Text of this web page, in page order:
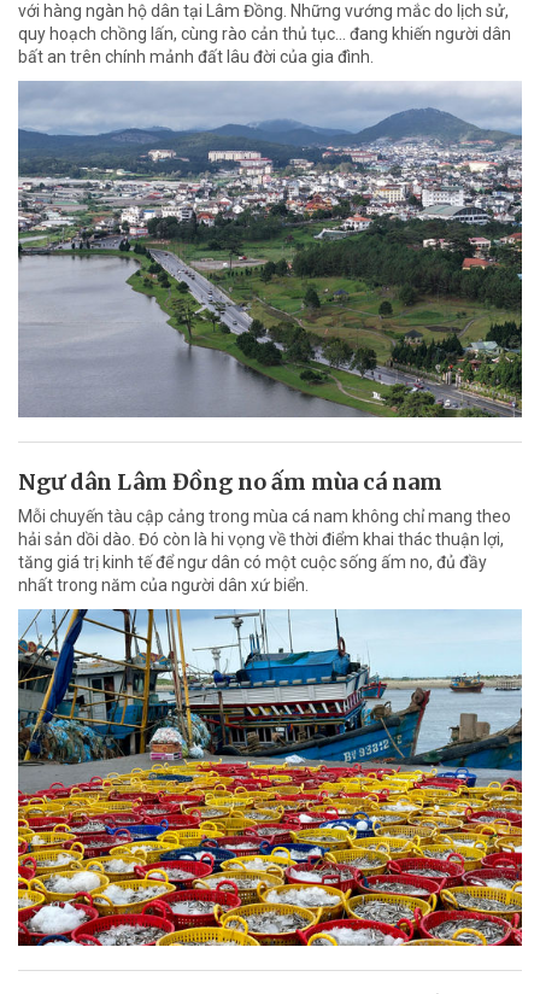
với hàng ngàn hộ dân tại Lâm Đồng. Những vướng mắc do lịch sử,
quy hoạch chồng lấn, cùng rào cản thủ tục… đang khiến người dân
bất an trên chính mảnh đất lâu đời của gia đình.
Ngư dân Lâm Đồng no ấm mùa cá nam
Mỗi chuyến tàu cập cảng trong mùa cá nam không chỉ mang theo
hải sản dồi dào. Đó còn là hi vọng về thời điểm khai thác thuận lợi,
tăng giá trị kinh tế để ngư dân có một cuộc sống ấm no, đủ đầy
nhất trong năm của người dân xứ biển.